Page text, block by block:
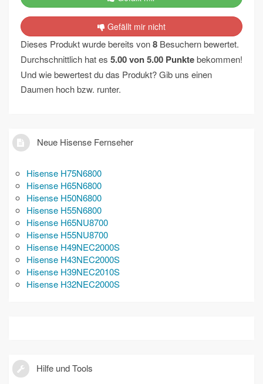
Gefällt mir nicht
Dieses Produkt wurde bereits von8 Besuchern bewertet.
Durchschnittlich hat es 5.00von5.00 Punktebekommen!
Und wie bewertest du das Produkt? Gib uns einen
Daumen hoch bzw. runter.
Neue Hisense Fernseher
Hisense H75N6800
Hisense H65N6800
Hisense H50N6800
Hisense H55N6800
Hisense H65NU8700
Hisense H55NU8700
Hisense H49NEC2000S
Hisense H43NEC2000S
Hisense H39NEC2010S
Hisense H32NEC2000S
Hilfe und Tools